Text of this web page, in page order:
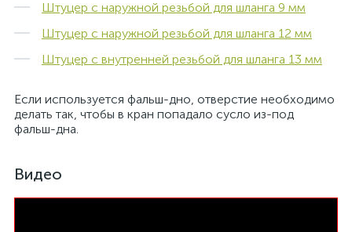
Штуцер с наружной резьбой для шланга 9 мм
Штуцер с наружной резьбой для шланга 12 мм
Штуцер с внутренней резьбой для шланга 13 мм
Если используется фальш-дно, отверстие необходимо
делать так, чтобы в кран попадало сусло из-под
фальш-дна.
Видео